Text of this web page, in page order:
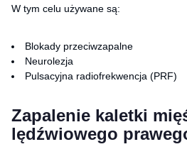
W tym celu używane są:
Blokady przeciwzapalne
Neurolezja
Pulsacyjna radiofrekwencja (PRF)
Zapalenie kaletki
lędźwiowego